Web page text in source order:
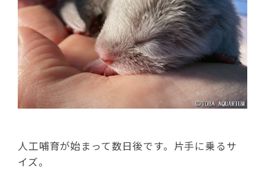
人工哺育が始まって数日後です。片手に乗るサ
イズ。